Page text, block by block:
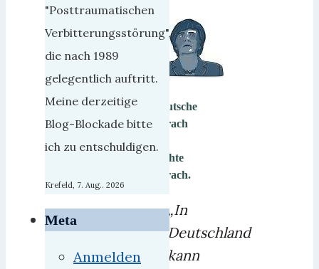
Deutsche
Sprach
leichte
Sprach.
„In
Deutschland
kann
"Posttraumatischen
Verbitterungsstörung",
die nach 1989
gelegentlich auftritt.
Meine derzeitige
Blog-Blockade bitte
ich zu entschuldigen.
Krefeld, 7. Aug.. 2026
Meta
Anmelden